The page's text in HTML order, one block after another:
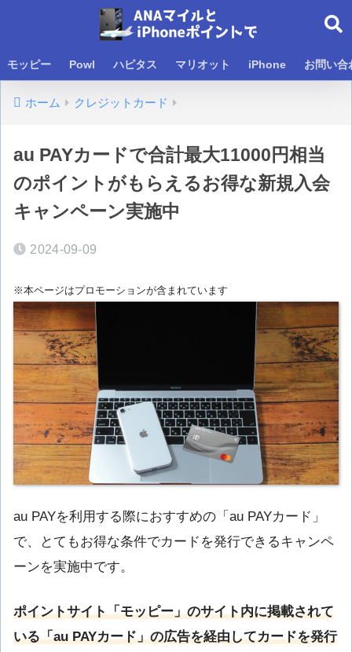
モッピー Powl ハピタス マリオット iPhone お問い合
ホーム クレジットカード
au PAYカードで合計最大11000円相当
のポイントがもらえるお得な新規入会
キャンペーン実施中
2024-09-09
※本ページはプロモーションが含まれています
au PAYを利用する際におすすめの「au PAYカード」
で、とてもお得な条件でカードを発行できるキャンペ
ーンを実施中です。
ポイントサイト「モッピー」のサイト内に掲載されて
いる「au PAYカード」の広告を経由してカードを発行